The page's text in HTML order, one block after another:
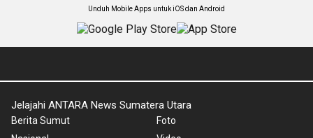
Unduh Mobile Apps untuk iOS dan Android
Jelajahi ANTARA News Sumatera Utara
Berita Sumut
Foto